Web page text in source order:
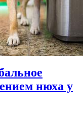
нюха у